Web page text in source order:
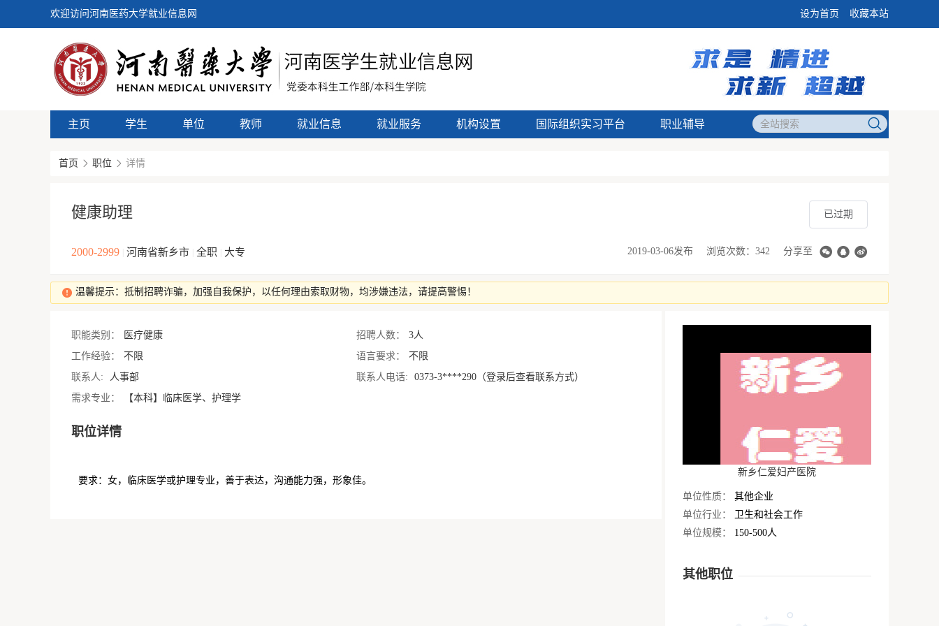
欢迎访问河南医药大学就业信息网 设为首页 收藏本站
主页 学生 单位 教师 就业信息 就业服务 机构设置 国际组织实习平台 职业辅导
首页 职位 详情
健康助理
2000-2999 河南省新乡市 全职 大专
已过期
2019-03-06发布 浏览次数：342 分享至
温馨提示：抵制招聘诈骗，加强自我保护，以任何理由索取财物，均涉嫌违法，请提高警惕！
职能类别： 医疗健康 招聘人数：
3人
工作经验：
不限 语言要求：
不限
联系人:
人事部 联系人电话:
0373-3****290（登录后查看联系方式）
需求专业：
【本科】临床医学、护理学
职位详情
要求：女，临床医学或护理专业，善于表达，沟通能力强，形象佳。
新乡仁爱妇产医院
单位性质：
其他企业
单位行业：
卫生和社会工作
单位规模：
150-500人
其他职位